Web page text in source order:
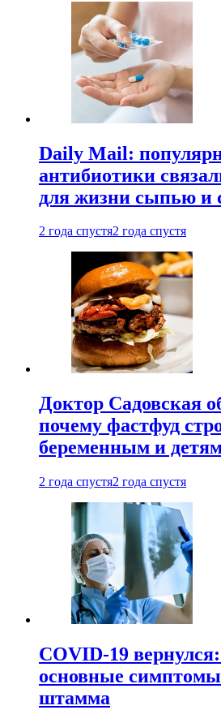
Daily Mail:
антибиотики
для жизни сыпью и
2 года спустя2 года спустя
Доктор Садовская
почему фастфуд
беременным и
2 года спустя2 года спустя
COVID-19
основные симптомы
штамма